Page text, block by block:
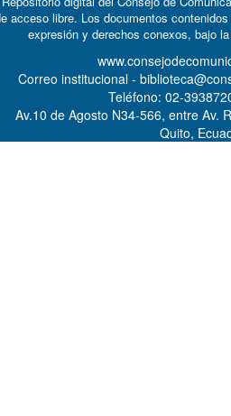
acceso libre. Los documentos
expresión y derechos conexos, bajo
Correo institucional -
Teléfono: 02-
Av.10 de Agosto N34-566, entre Av.
Quito,